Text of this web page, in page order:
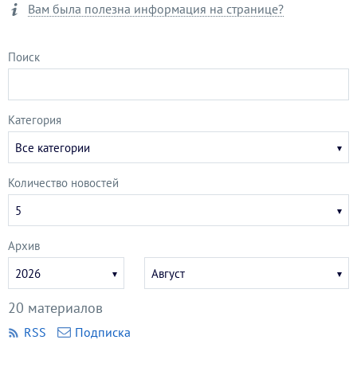
Вам была полезна информация на странице?
Поиск
Категория
Все категории
Количество новостей
5
Архив
год
2026
месяц
Август
20 материалов
RSS Подписка